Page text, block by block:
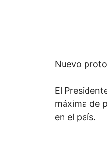
Nuevo
El
máxima de
en el país.